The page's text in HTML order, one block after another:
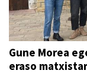
Gune Morea
eraso